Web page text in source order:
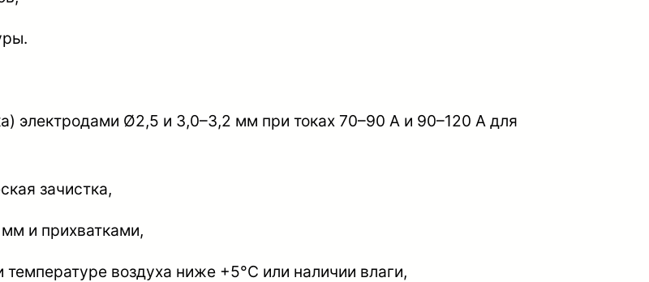
электродами Ø2,5 и 3,0–3,2 мм при токах 70–90 А и 90–120 А для
зачистка,
и прихватками,
воздуха ниже +5°С или наличии влаги,